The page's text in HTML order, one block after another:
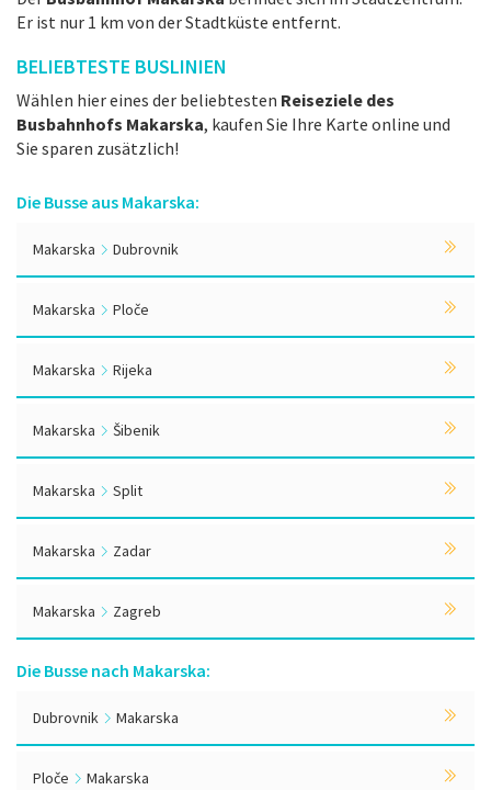
Er ist nur 1 km von der Stadtküste entfernt.
BELIEBTESTE BUSLINIEN
Wählen hier eines der beliebtesten Reiseziele des
Busbahnhofs Makarska, kaufen Sie Ihre Karte online und
Sie sparen zusätzlich!
Die Busse aus Makarska:
Makarska Dubrovnik
Makarska Ploče
Makarska Rijeka
Makarska Šibenik
Makarska Split
Makarska Zadar
Makarska Zagreb
Die Busse nach Makarska:
Dubrovnik Makarska
Ploče Makarska